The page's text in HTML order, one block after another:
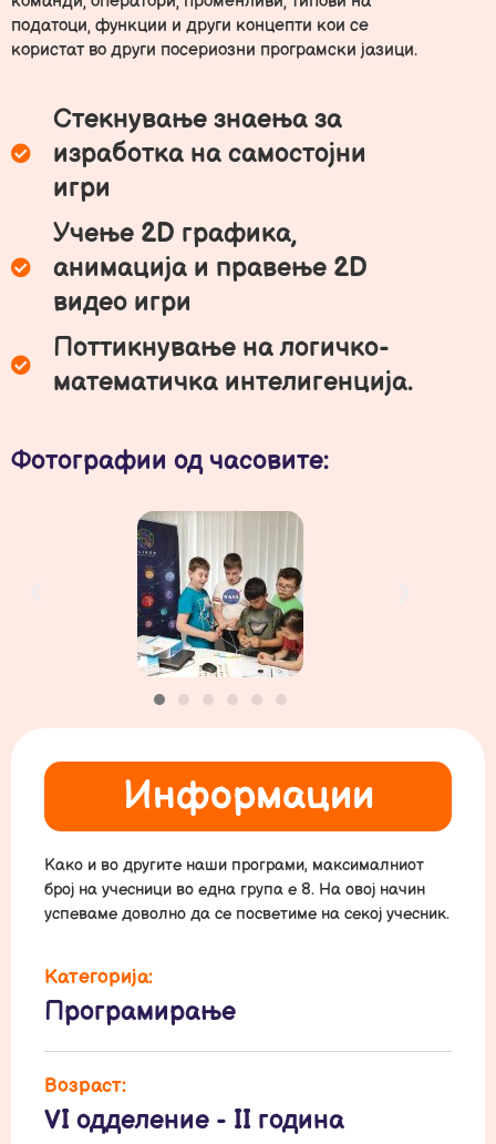
податоци, функции и други концепти кои се
користат во други посериозни програмски јазици.
Стекнување знаења за
изработка на самостојни
игри
Учење 2D графика,
анимација и правење 2D
видео игри
Поттикнување на логичко-
математичка интелигенција.
Фотографии од часовите:
Информации
Како и во другите наши програми, максималниот
број на учесници во една група е 8. На овој начин
успеваме доволно да се посветиме на секој учесник.
Категорија:
Програмирање
Возраст:
VI одделение - II година